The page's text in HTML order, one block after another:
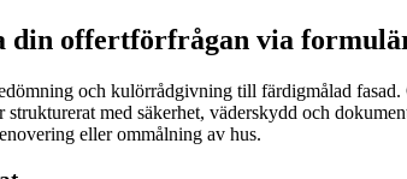
din offertförfrågan via
och kulörrådgivning till färdigmålad fasad.
med säkerhet, väderskydd och
eller ommålning av hus.